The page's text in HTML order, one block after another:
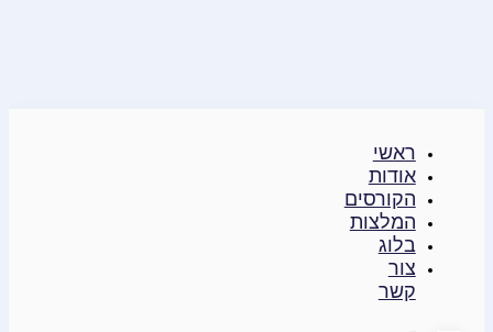
ראשי
אודות
הקורסים
המלצות
בלוג
צור
קשר